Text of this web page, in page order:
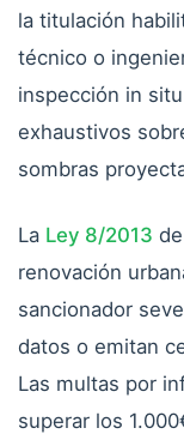
la titulación
técnico o
inspección in
exhaustivos
sombras
La Ley 8/2013
renovación
sancionador
datos o emitan
Las multas por
superar los